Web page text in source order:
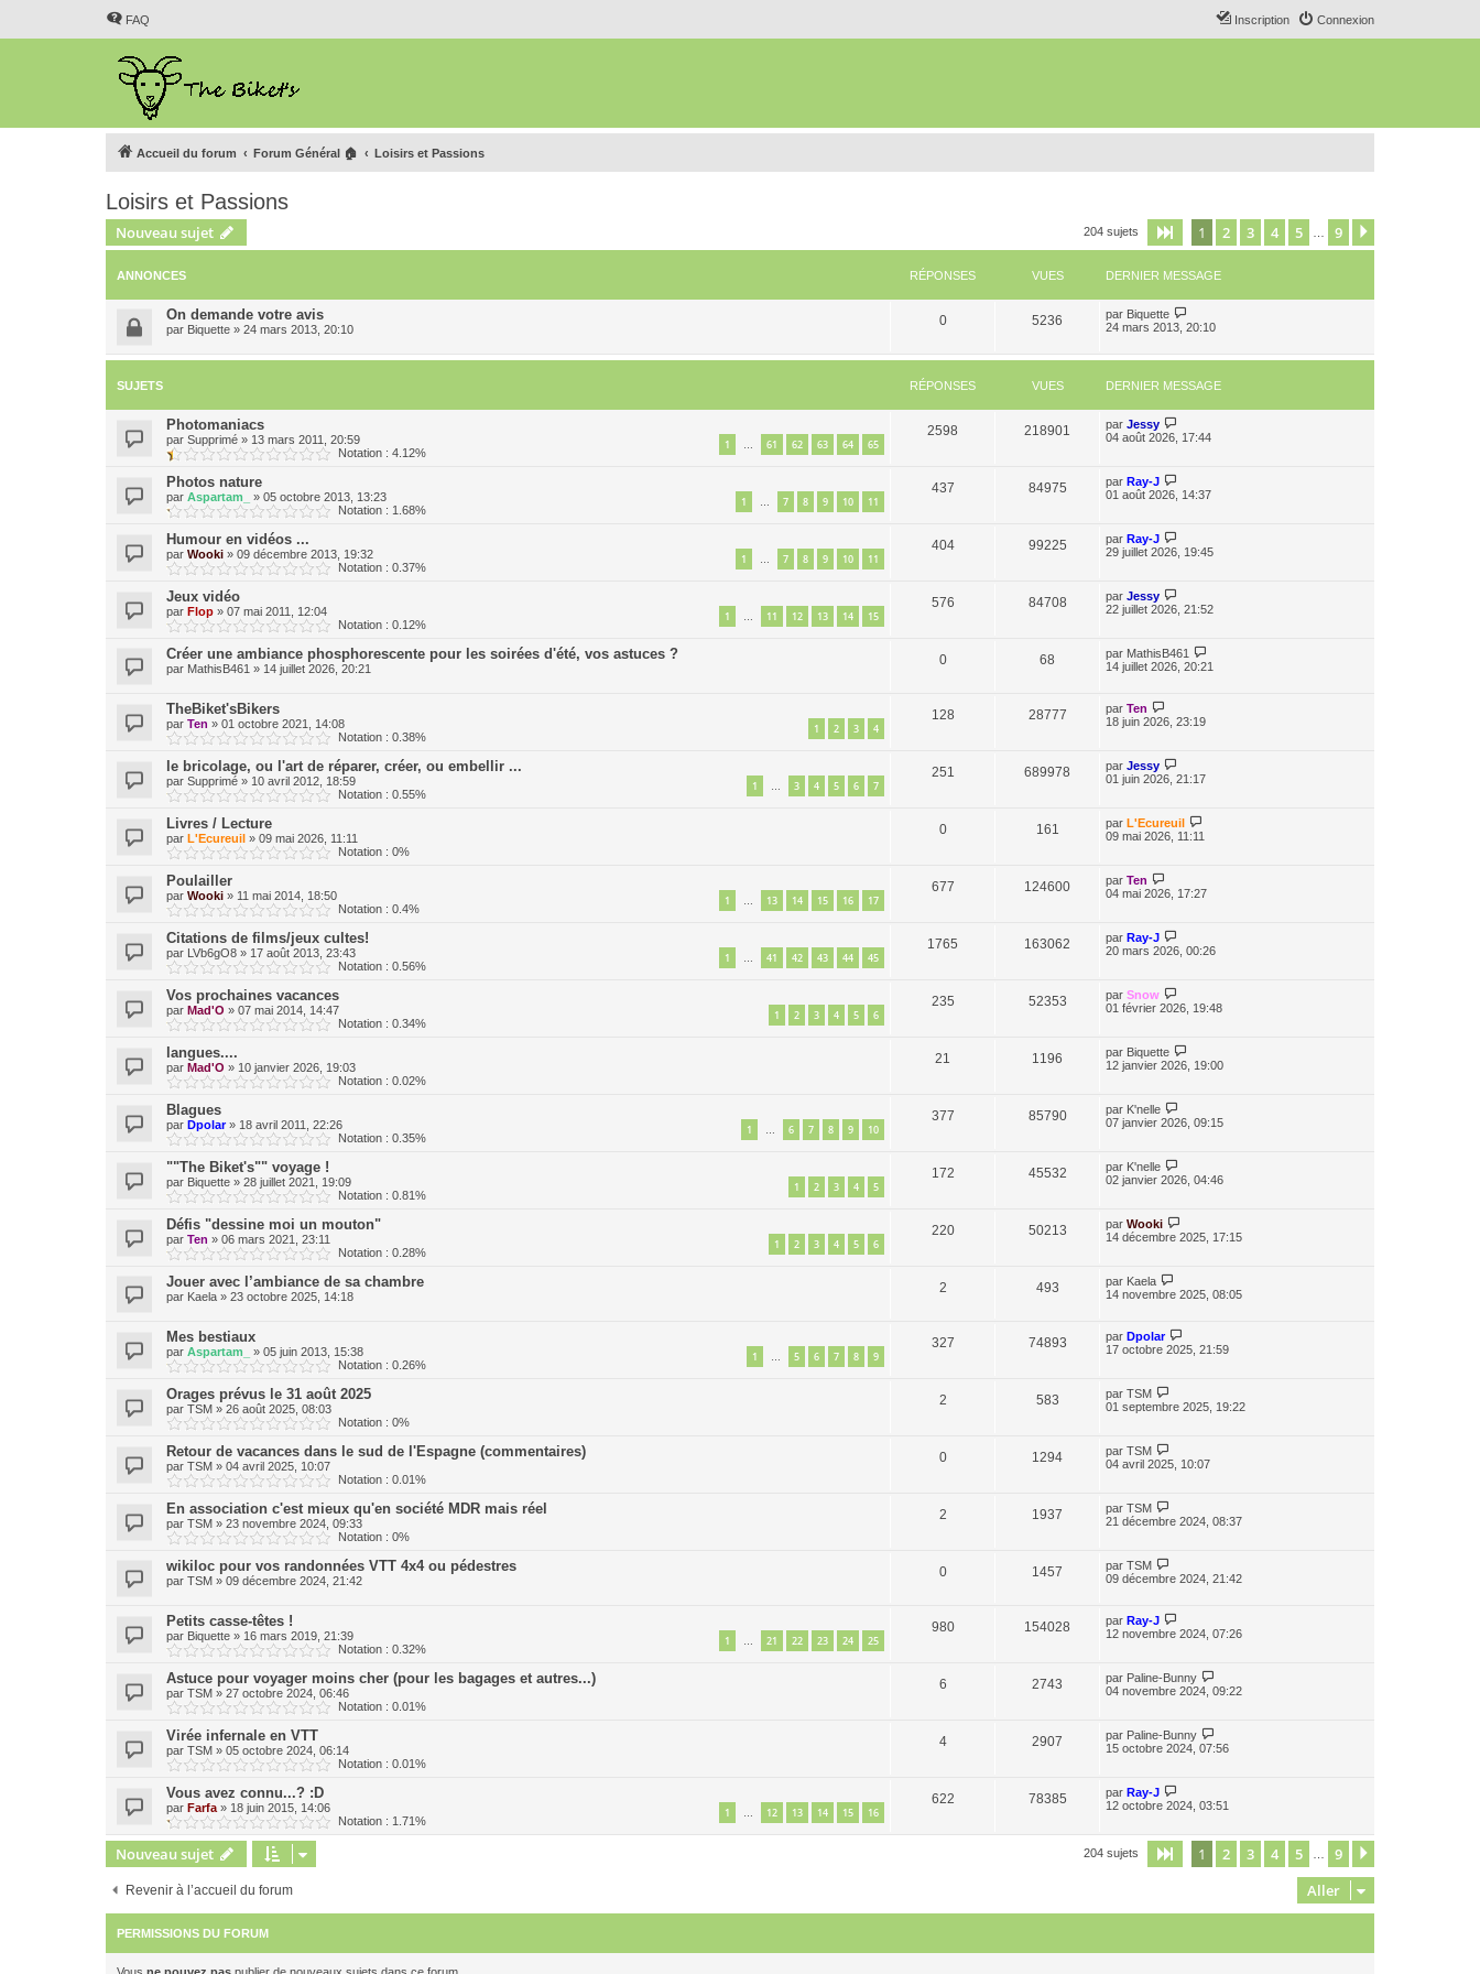
FAQ Connexion
Inscription
Accueil du forum Forum Général 🏠 Loisirs et Passions
Loisirs et Passions
Nouveau sujet 204 sujets Page sur9
1 2 3 4 5 9
ANNONCES RÉPONSES VUES DERNIER MESSAGE
On demande votre avis
par Biquette » 24 mars 2013, 20:10
0 5236 par Biquette
24 mars 2013, 20:10
SUJETS RÉPONSES VUES DERNIER MESSAGE
Photomaniacs
par Supprimé » 13 mars 2011, 20:59 1 … 61 62 63 64 65
Notation : 4.12%
2598 218901 par Jessy
04 août 2026, 17:44
Photos nature
par Aspartam_ » 05 octobre 2013, 13:23 1 … 7 8 9 10 11
Notation : 1.68%
437 84975 par Ray-J
01 août 2026, 14:37
Humour en vidéos ...
par Wooki » 09 décembre 2013, 19:32 1 … 7 8 9 10 11
Notation : 0.37%
404 99225 par Ray-J
29 juillet 2026, 19:45
Jeux vidéo
par Flop » 07 mai 2011, 12:04 1 … 11 12 13 14 15
Notation : 0.12%
576 84708 par Jessy
22 juillet 2026, 21:52
Créer une ambiance phosphorescente pour les soirées d'été, vos astuces ?
par MathisB461 » 14 juillet 2026, 20:21
0 68 par MathisB461
14 juillet 2026, 20:21
TheBiket'sBikers
par Ten » 01 octobre 2021, 14:08 1 2 3 4
Notation : 0.38%
128 28777 par Ten
18 juin 2026, 23:19
le bricolage, ou l'art de réparer, créer, ou embellir ...
par Supprimé » 10 avril 2012, 18:59 1 … 3 4 5 6 7
Notation : 0.55%
251 689978 par Jessy
01 juin 2026, 21:17
Livres / Lecture
par L'Ecureuil » 09 mai 2026, 11:11
Notation : 0%
0 161 par L'Ecureuil
09 mai 2026, 11:11
Poulailler
par Wooki » 11 mai 2014, 18:50 1 … 13 14 15 16 17
Notation : 0.4%
677 124600 par Ten
04 mai 2026, 17:27
Citations de films/jeux cultes!
par LVb6gO8 » 17 août 2013, 23:43 1 … 41 42 43 44 45
Notation : 0.56%
1765 163062 par Ray-J
20 mars 2026, 00:26
Vos prochaines vacances
par Mad'O » 07 mai 2014, 14:47 1 2 3 4 5 6
Notation : 0.34%
235 52353 par Snow
01 février 2026, 19:48
langues....
par Mad'O » 10 janvier 2026, 19:03
Notation : 0.02%
21 1196 par Biquette
12 janvier 2026, 19:00
Blagues
par Dpolar» 18 avril 2011, 22:26 1 … 6 7 8 9 10
Notation : 0.35%
377 85790 par K'nelle
07 janvier 2026, 09:15
""The Biket's"" voyage !
par Biquette » 28 juillet 2021, 19:09 1 2 3 4 5
Notation : 0.81%
172 45532 par K'nelle
02 janvier 2026, 04:46
Défis "dessine moi un mouton"
par Ten » 06 mars 2021, 23:11 1 2 3 4 5 6
Notation : 0.28%
220 50213 par Wooki
14 décembre 2025, 17:15
Jouer avec l’ambiance de sa chambre
par Kaela » 23 octobre 2025, 14:18
2 493 par Kaela
14 novembre 2025, 08:05
Mes bestiaux
par Aspartam_ » 05 juin 2013, 15:38 1 … 5 6 7 8 9
Notation : 0.26%
327 74893 par Dpolar
17 octobre 2025, 21:59
Orages prévus le 31 août 2025
par TSM » 26 août 2025, 08:03
Notation : 0%
2 583 par TSM
01 septembre 2025, 19:22
Retour de vacances dans le sud de l'Espagne (commentaires)
par TSM » 04 avril 2025, 10:07
Notation : 0.01%
0 1294 par TSM
04 avril 2025, 10:07
En association c'est mieux qu'en société MDR mais réel
par TSM » 23 novembre 2024, 09:33
Notation : 0%
2 1937 par TSM
21 décembre 2024, 08:37
wikiloc pour vos randonnées VTT 4x4 ou pédestres
par TSM » 09 décembre 2024, 21:42
0 1457 par TSM
09 décembre 2024, 21:42
Petits casse-têtes !
par Biquette » 16 mars 2019, 21:39 1 … 21 22 23 24 25
Notation : 0.32%
980 154028 par Ray-J
12 novembre 2024, 07:26
Astuce pour voyager moins cher (pour les bagages et autres...)
par TSM » 27 octobre 2024, 06:46
Notation : 0.01%
6 2743 par Paline-Bunny
04 novembre 2024, 09:22
Virée infernale en VTT
par TSM » 05 octobre 2024, 06:14
Notation : 0.01%
4 2907 par Paline-Bunny
15 octobre 2024, 07:56
Vous avez connu...? :D
par Farfa » 18 juin 2015, 14:06 1 … 12 13 14 15 16
Notation : 1.71%
622 78385 par Ray-J
12 octobre 2024, 03:51
Nouveau sujet 204 sujets Page sur9
1 2 3 4 5 9
Revenir à l’accueil du forum Aller
PERMISSIONS DU FORUM